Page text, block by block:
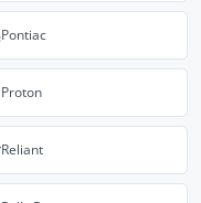
Pontiac
Proton
Reliant